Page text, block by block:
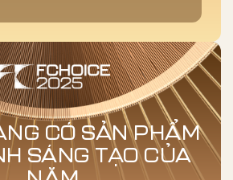
CÓ SẢN PHẨM
SÁNG TẠO CỦA